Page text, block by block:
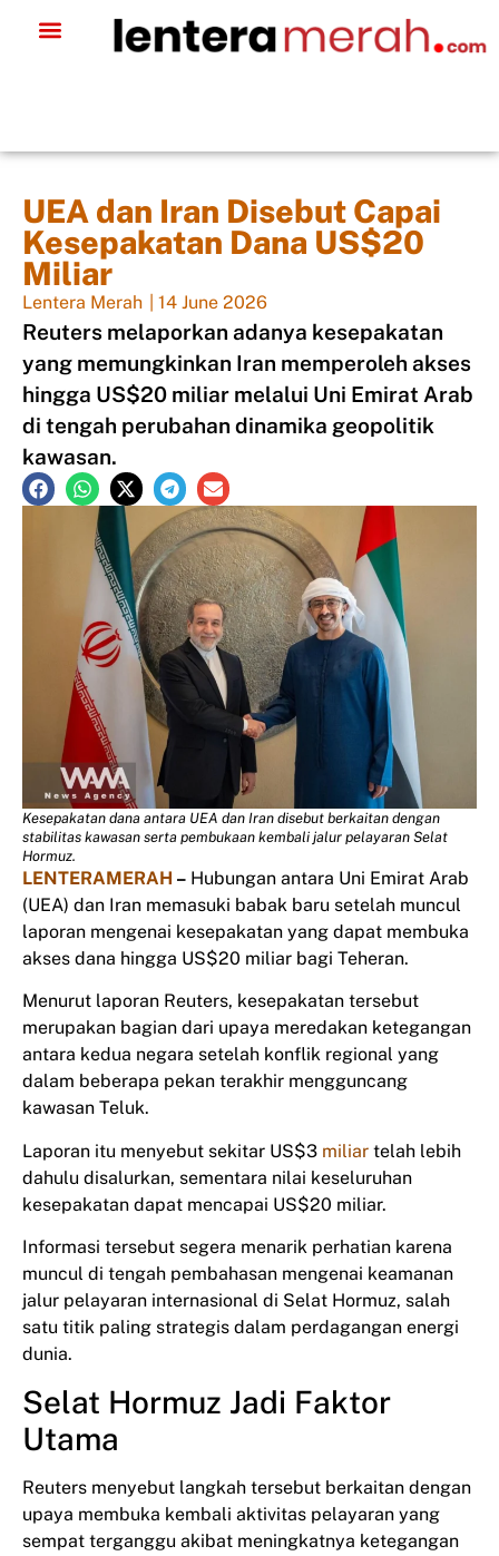
UEA dan Iran Disebut Capai
Kesepakatan Dana US$20
Miliar
Lentera Merah 14 June 2026
Reuters melaporkan adanya kesepakatan
yang memungkinkan Iran memperoleh akses
hingga US$20 miliar melalui Uni Emirat Arab
di tengah perubahan dinamika geopolitik
kawasan.
Kesepakatan dana antara UEA dan Iran disebut berkaitan dengan
stabilitas kawasan serta pembukaan kembali jalur pelayaran Selat
Hormuz.
LENTERAMERAH – Hubungan antara Uni Emirat Arab
(UEA) dan Iran memasuki babak baru setelah muncul
laporan mengenai kesepakatan yang dapat membuka
akses dana hingga US$20 miliar bagi Teheran.
Menurut laporan Reuters, kesepakatan tersebut
merupakan bagian dari upaya meredakan ketegangan
antara kedua negara setelah konflik regional yang
dalam beberapa pekan terakhir mengguncang
kawasan Teluk.
Laporan itu menyebut sekitar US$3 miliar telah lebih
dahulu disalurkan, sementara nilai keseluruhan
kesepakatan dapat mencapai US$20 miliar.
Informasi tersebut segera menarik perhatian karena
muncul di tengah pembahasan mengenai keamanan
jalur pelayaran internasional di Selat Hormuz, salah
satu titik paling strategis dalam perdagangan energi
dunia.
Selat Hormuz Jadi Faktor
Utama
Reuters menyebut langkah tersebut berkaitan dengan
upaya membuka kembali aktivitas pelayaran yang
sempat terganggu akibat meningkatnya ketegangan